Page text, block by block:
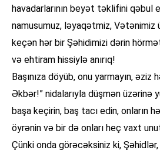
havadarlarının beyət təklifini qəbul
namusumuz, ləyaqətmiz, Vətənimiz
keçən hər bir Şəhidimizi dərin
və ehtiram hissiylə anırıq!
Başınıza döyüb, onu yarmayın,
Əkbər!” nidalarıyla düşmən üzərinə
başa keçirin, baş tacı edin, onların
öyrənin və bir də onları heç vaxt
Çünki onda görəcəksiniz ki,